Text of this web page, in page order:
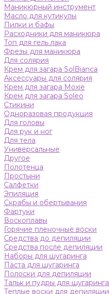
Маникюрный инструмент
Масло для кутикулы
Пилки и бафы
Расходники для маникюра
Топ для гель лака
Фрезы для маникюра
Для солярия
Крем для загара SolBianca
Аксессуары для солярия
Крем для загара Moxie
Крем для загара Soleo
Стикини
Одноразовая продукция
Для головы
Для рук и ног
Для тела
Универсальные
Другое
Полотенца
Простыни
Салфетки
Эпиляция
Скрабы и обертывания
Фартуки
Воскоплавы
Горячие пленочные воски
Средства до депиляции
Средства после депиляции
Наборы для шугаринга
Паста для шугаринга
Полоски для депиляции
Тальк и пудры для шугаринга
Теплые воски для депиляции